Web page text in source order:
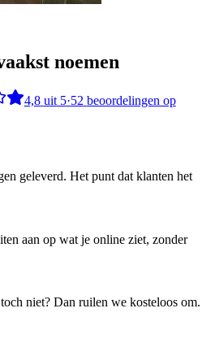
noemen
4,8 uit5·52 beoordelingen op
geleverd. Het punt dat klanten het
aan op wat je online ziet, zonder
niet? Dan ruilen we kosteloos om.